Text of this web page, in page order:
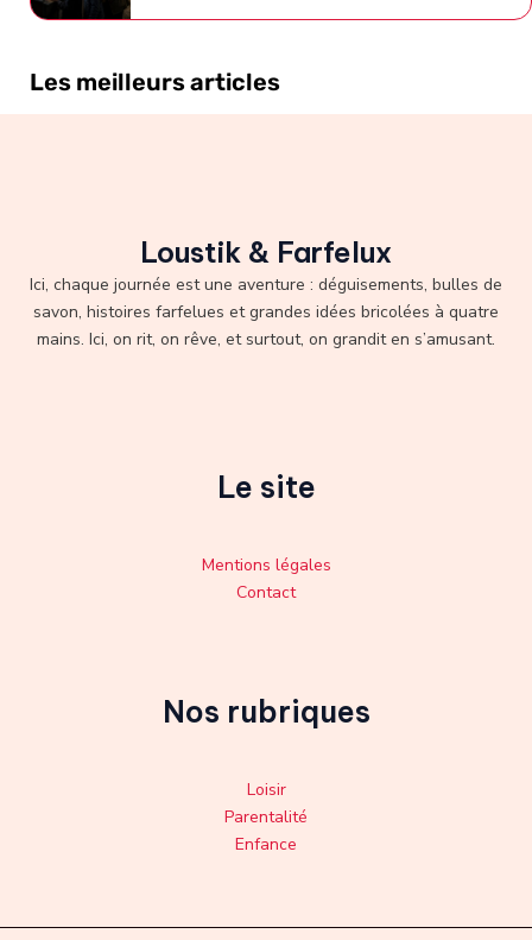
Les meilleurs articles
Loustik & Farfelux
Ici, chaque journée est une aventure : déguisements, bulles de
savon, histoires farfelues et grandes idées bricolées à quatre
mains. Ici, on rit, on rêve, et surtout, on grandit en s’amusant.
Le site
Mentions légales
Contact
Nos rubriques
Loisir
Parentalité
Enfance